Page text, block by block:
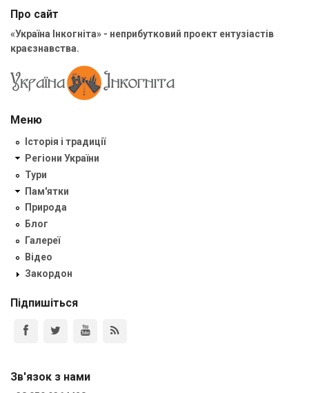
Про сайт
«Україна Інкогніта» - неприбутковий проект ентузіастів
краєзнавства.
Меню
Історія і традиції
Регіони України
Тури
Пам'ятки
Природа
Блог
Галереї
Відео
Закордон
Підпишіться
Зв'язок з нами